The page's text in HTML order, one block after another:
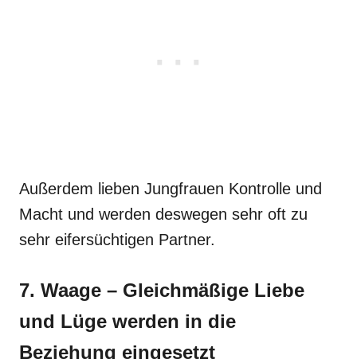
Außerdem lieben Jungfrauen Kontrolle und
Macht und werden deswegen sehr oft zu
sehr eifersüchtigen Partner.
7. Waage – Gleichmäßige Liebe
und Lüge werden in die
Beziehung eingesetzt